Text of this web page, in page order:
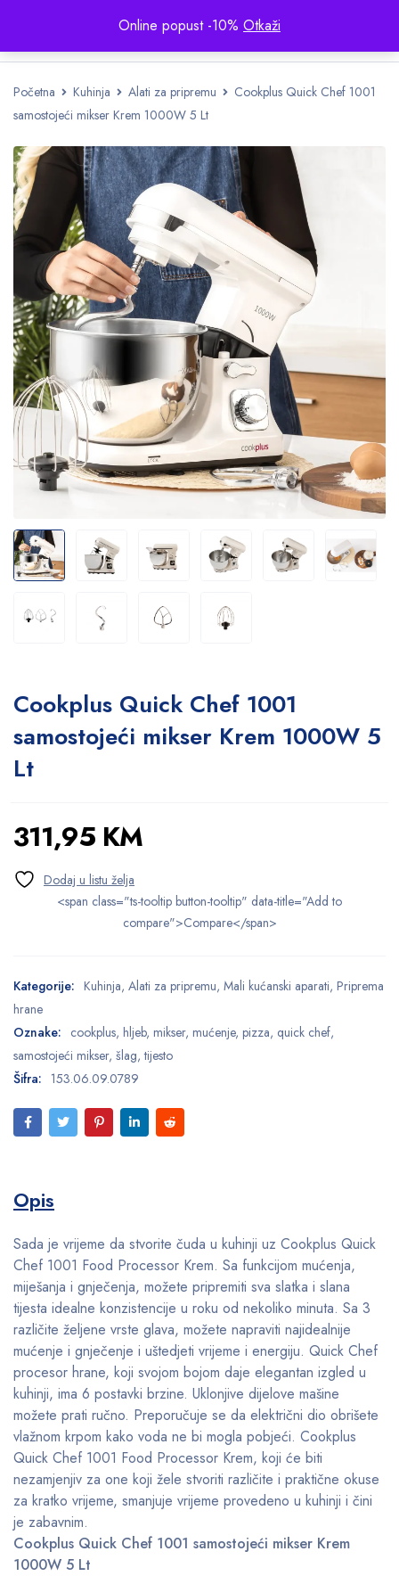
Online popust -10% Otkaži
Početna Kuhinja Alati za pripremu
Cookplus Quick Chef 1001
samostojeći mikser Krem 1000W 5 Lt
Cookplus Quick Chef 1001
samostojeći mikser Krem 1000W 5
Lt
311,95 KM
<span class="ts-tooltip button-tooltip" data-title="Add to
compare">Compare</span>
Kategorije: Kuhinja, Alati za pripremu, Mali kućanski aparati, Priprema
hrane
Oznake: cookplus, hljeb, mikser, mućenje, pizza, quick chef,
samostojeći mikser, šlag,tijesto
Šifra: 153.06.09.0789
Opis
Sada je vrijeme da stvorite čuda u kuhinji uz Cookplus Quick
Chef 1001 Food Processor Krem. Sa funkcijom mućenja,
miješanja i gnječenja, možete pripremiti sva slatka i slana
tijesta idealne konzistencije u roku od nekoliko minuta. Sa 3
različite željene vrste glava, možete napraviti najidealnije
mućenje i gnječenje i uštedjeti vrijeme i energiju. Quick Chef
procesor hrane, koji svojom bojom daje elegantan izgled u
kuhinji, ima 6 postavki brzine. Uklonjive dijelove mašine
možete prati ručno. Preporučuje se da električni dio obrišete
vlažnom krpom kako voda ne bi mogla pobjeći. Cookplus
Quick Chef 1001 Food Processor Krem, koji će biti
nezamjenjiv za one koji žele stvoriti različite i praktične okuse
za kratko vrijeme, smanjuje vrijeme provedeno u kuhinji i čini
je zabavnim.
Cookplus Quick Chef 1001 samostojeći mikser Krem
1000W 5 Lt